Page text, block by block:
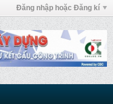
Đăng nhập hoặc Đăng kí